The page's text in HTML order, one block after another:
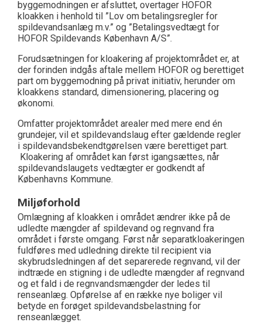
byggemodningen er afsluttet, overtager HOFOR
kloakken i henhold til ”Lov om betalingsregler for
spildevandsanlæg m.v.” og ”Betalingsvedtægt for
HOFOR Spildevands København A/S”.
Forudsætningen for kloakering af projektområdet er, at
der forinden indgås aftale mellem HOFOR og berettiget
part om byggemodning på privat initiativ, herunder om
kloakkens standard, dimensionering, placering og
økonomi.
Omfatter projektområdet arealer med mere end én
grundejer, vil et spildevandslaug efter gældende regler
i spildevandsbekendtgørelsen være berettiget part.
Kloakering af området kan først igangsættes, når
spildevandslaugets vedtægter er godkendt af
Københavns Kommune.
Miljøforhold
Omlægning af kloakken i området ændrer ikke på de
udledte mængder af spildevand og regnvand fra
området i første omgang. Først når separatkloakeringen
fuldføres med udledning direkte til recipient via
skybrudsledningen af det separerede regnvand, vil der
indtræde en stigning i de udledte mængder af regnvand
og et fald i de regnvandsmængder der ledes til
renseanlæg. Opførelse af en række nye boliger vil
betyde en forøget spildevandsbelastning for
renseanlægget.